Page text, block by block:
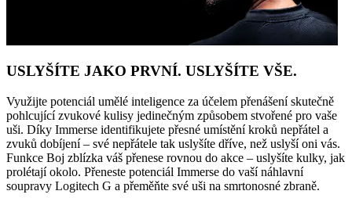
USLYŠÍTE JAKO PRVNÍ. USLYŠÍTE VŠE.
Využijte potenciál umělé inteligence za účelem přenášení skutečně
pohlcující zvukové kulisy jedinečným způsobem stvořené pro vaše
uši. Díky Immerse identifikujete přesné umístění kroků nepřátel a
zvuků dobíjení – své nepřátele tak uslyšíte dříve, než uslyší oni vás.
Funkce Boj zblízka váš přenese rovnou do akce – uslyšíte kulky, jak
prolétají okolo. Přeneste potenciál Immerse do vaší náhlavní
soupravy Logitech G a přeměňte své uši na smrtonosné zbraně.